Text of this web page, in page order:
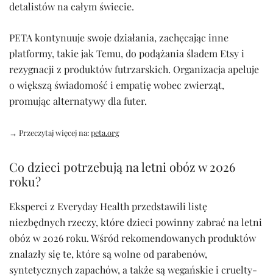
detalistów na całym świecie.
PETA kontynuuje swoje działania, zachęcając inne
platformy, takie jak Temu, do podążania śladem Etsy i
rezygnacji z produktów futrzarskich. Organizacja apeluje
o większą świadomość i empatię wobec zwierząt,
promując alternatywy dla futer.
→ Przeczytaj więcej na:peta.org
Co dzieci potrzebują na letni obóz w 2026
roku?
Eksperci z Everyday Health przedstawili listę
niezbędnych rzeczy, które dzieci powinny zabrać na letni
obóz w 2026 roku. Wśród rekomendowanych produktów
znalazły się te, które są wolne od parabenów,
syntetycznych zapachów, a także są wegańskie i cruelty-